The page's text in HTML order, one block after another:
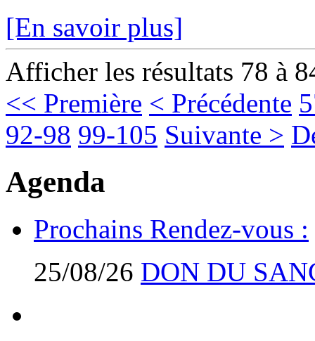
[En savoir plus]
Afficher les résultats 78 à
<< Première < Précédente
92-98 99-105 Suivante >
Agenda
Prochains Rendez-vous :
25/08/26 DON DU